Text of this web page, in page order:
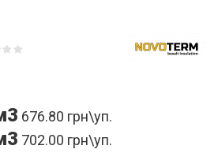
676.80 грн\уп.
702.00 грн\уп.